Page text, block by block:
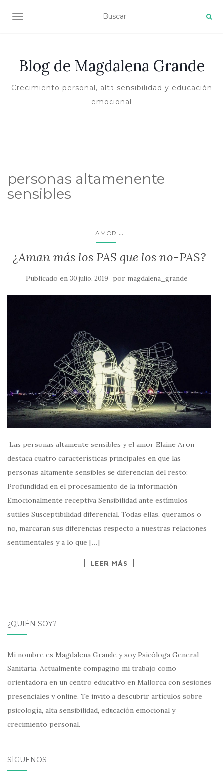
ALTERNAR NAVEGACIÓN
Blog de Magdalena Grande
Crecimiento personal, alta sensibilidad y educación
emocional
personas altamenente
sensibles
AMOR ...
¿Aman más los PAS que los no-PAS?
Publicado en 30 julio, 2019 por magdalena_grande
Las personas altamente sensibles y el amor Elaine Aron
destaca cuatro características principales en que las
personas altamente sensibles se diferencian del resto:
Profundidad en el procesamiento de la información
Emocionalmente receptiva Sensibilidad ante estímulos
sutiles Susceptibilidad diferencial. Todas ellas, queramos o
no, marcaran sus diferencias respecto a nuestras relaciones
sentimentales y a lo que […]
LEER MÁS
¿QUIÉN SOY?
Mi nombre es Magdalena Grande y soy Psicóloga General
Sanitaria. Actualmente compagino mi trabajo como
orientadora en un centro educativo en Mallorca con sesiones
presenciales y online. Te invito a descubrir artículos sobre
psicología, alta sensibilidad, educación emocional y
crecimiento personal.
SÍGUENOS